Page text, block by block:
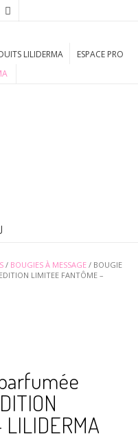
LILIDERMA
ESPACE PRO
/ BOUGIES À MESSAGE / BOUGIE
LIMITEE FANTÔME –